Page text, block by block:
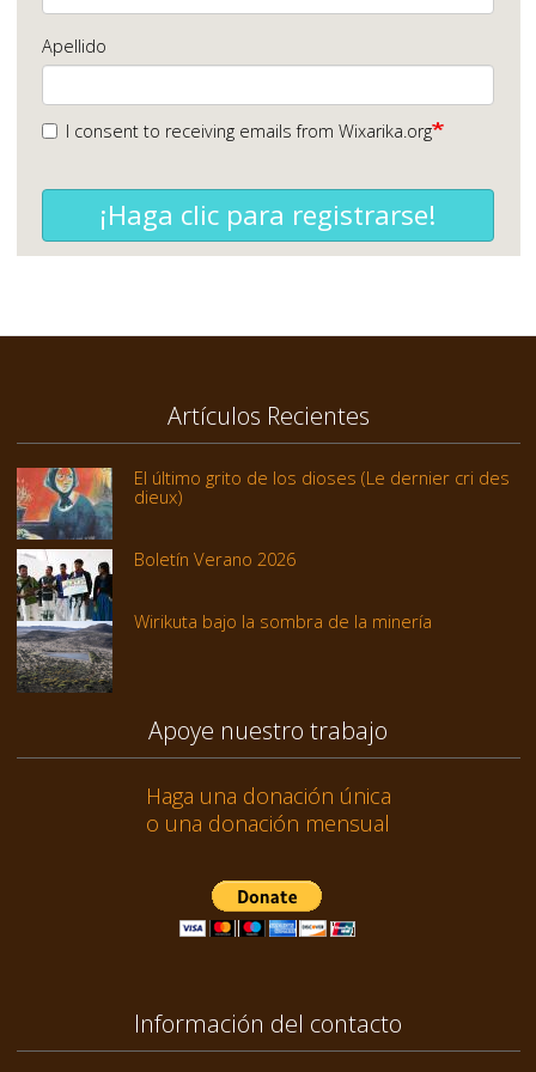
Apellido
I consent to receiving emails from Wixarika.org
¡Haga clic para registrarse!
Artículos Recientes
El último grito de los dioses (Le dernier cri des
dieux)
Boletín Verano 2026
Wirikuta bajo la sombra de la minería
Apoye nuestro trabajo
Haga una donación única
o una donación mensual
Información del contacto